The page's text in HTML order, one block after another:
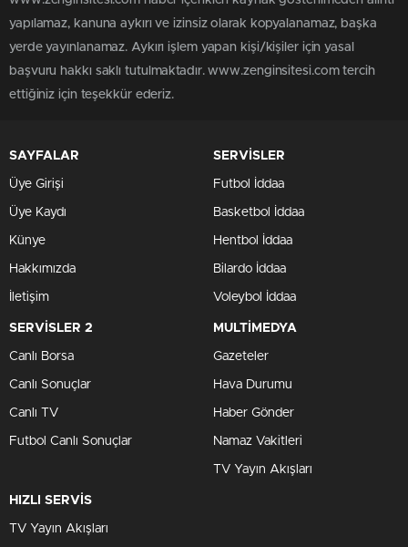
yapılamaz, kanuna aykırı ve izinsiz olarak kopyalanamaz, başka
yerde yayınlanamaz. Aykırı işlem yapan kişi/kişiler için yasal
başvuru hakkı saklı tutulmaktadır. www.zenginsitesi.com tercih
ettiğiniz için teşekkür ederiz.
SAYFALAR
Üye Girişi
Üye Kaydı
Künye
Hakkımızda
İletişim
SERVİSLER
Futbol İddaa
Basketbol İddaa
Hentbol İddaa
Bilardo İddaa
Voleybol İddaa
SERVİSLER 2
Canlı Borsa
Canlı Sonuçlar
Canlı TV
Futbol Canlı Sonuçlar
MULTİMEDYA
Gazeteler
Hava Durumu
Haber Gönder
Namaz Vakitleri
TV Yayın Akışları
HIZLI SERVİS
TV Yayın Akışları